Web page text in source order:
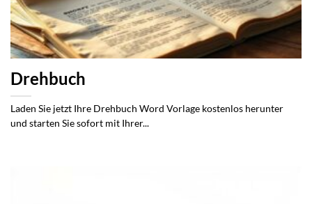
Drehbuch
Laden Sie jetzt Ihre Drehbuch Word Vorlage kostenlos herunter
und starten Sie sofort mit Ihrer...